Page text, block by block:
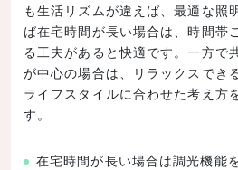
も生活リズムが違えば、最適な照
ば在宅時間が長い場合は、時間帯
る工夫があると快適です。一方で
が中心の場合は、リラックスでき
ライフスタイルに合わせた考え方
す。
在宅時間が長い場合は調光機能